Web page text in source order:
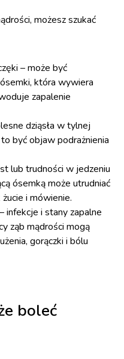
możesz szukać
– może być
która wywiera
zapalenie
dziąsła w tylnej
być objaw podrażnienia
lub trudności w jedzeniu
ósemką może utrudniać
i mówienie.
infekcje i stany zapalne
ząb mądrości mogą
gorączki i bólu
boleć